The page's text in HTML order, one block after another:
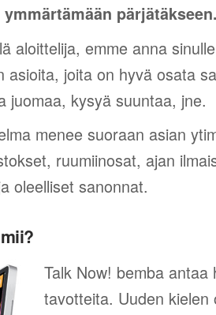
aloittelija, emme anna
asioita, joita on hyvä osata
juomaa, kysyä suuntaa, jne.
menee suoraan asian
ruumiinosat, ajan
oleelliset sanonnat.
Talk Now! bemba
tavotteita. Uuden